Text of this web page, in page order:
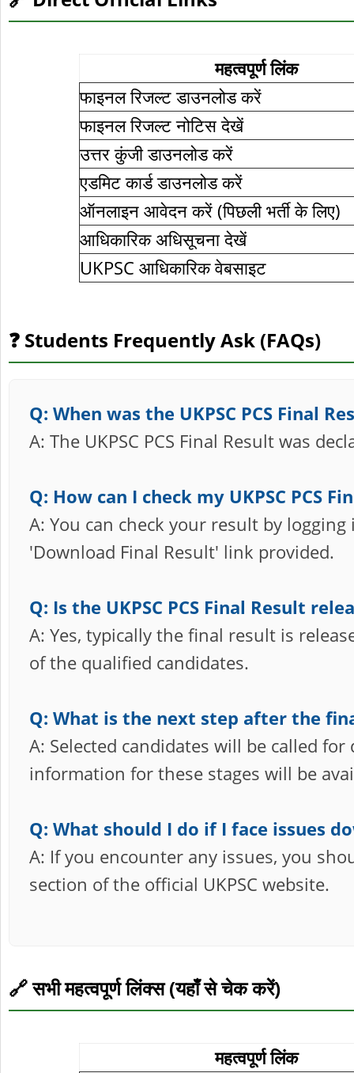
महत्वपूर्ण लिंक
फाइनल रिजल्ट डाउनलोड करें
फाइनल रिजल्ट नोटिस देखें
उत्तर कुंजी डाउनलोड करें
एडमिट कार्ड डाउनलोड करें
ऑनलाइन आवेदन करें (पिछली भर्ती के लिए)
आधिकारिक अधिसूचना देखें
UKPSC आधिकारिक वेबसाइट
❓ Students Frequently Ask (FAQs)
Q: When was the UKPSC PCS Final
A: The UKPSC PCS Final Result was
Q: How can I check my UKPSC PCS
A: You can check your result by
'Download Final Result' link provided.
Q: Is the UKPSC PCS Final Result
A: Yes, typically the final result is
of the qualified candidates.
Q: What is the next step after the
A: Selected candidates will be called
information for these stages will be
Q: What should I do if I face issues
A: If you encounter any issues, you
section of the official UKPSC website.
🔗 सभी महत्वपूर्ण लिंक्स (यहाँ से चेक करें)
महत्वपूर्ण लिंक